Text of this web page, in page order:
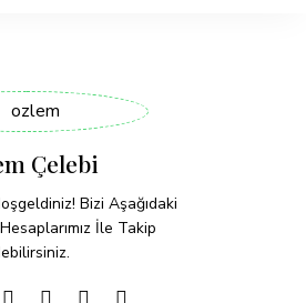
Çelebi
Bizi Aşağıdaki
İle Takip